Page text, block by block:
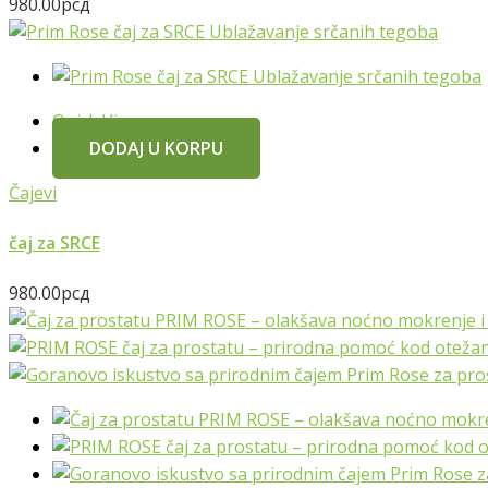
Quick View
DODAJ U KORPU
Čajevi
čaj za SRCE
980.00рсд